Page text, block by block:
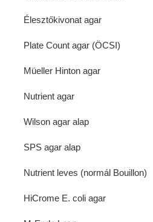
Élesztőkivonat agar
Plate Count agar (ÖCSI)
Müeller Hinton agar
Nutrient agar
Wilson agar alap
SPS agar alap
Nutrient leves (normál Bouillon)
HiCrome E. coli agar